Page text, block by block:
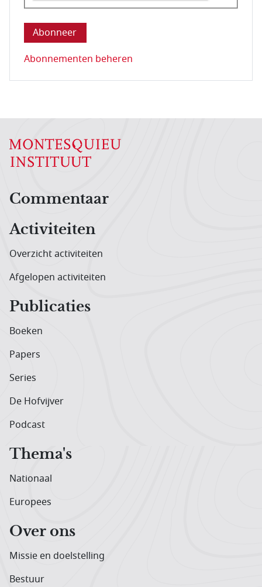
Deze vraag is om te controleren dat u een mens
Abonnementen beheren
Hoofdnavigatiemenu
Commentaar
Activiteiten
Overzicht activiteiten
Afgelopen activiteiten
Publicaties
Boeken
Papers
Series
De Hofvijver
Podcast
Thema's
Nationaal
Europees
Over ons
Missie en doelstelling
Bestuur